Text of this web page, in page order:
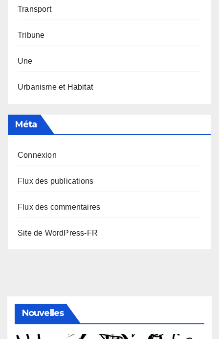
Transport
Tribune
Une
Urbanisme et Habitat
Méta
Connexion
Flux des publications
Flux des commentaires
Site de WordPress-FR
Nouvelles